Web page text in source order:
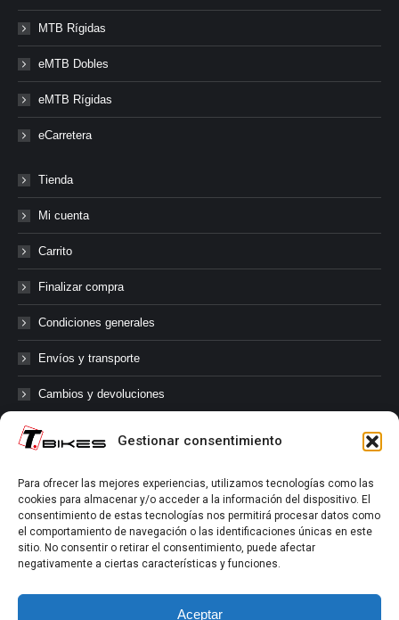
Gestionar consentimiento
Para ofrecer las mejores experiencias, utilizamos tecnologías como las
cookies para almacenar y/o acceder a la información del dispositivo. El
consentimiento de estas tecnologías nos permitirá procesar datos como
el comportamiento de navegación o las identificaciones únicas en este
sitio. No consentir o retirar el consentimiento, puede afectar
negativamente a ciertas características y funciones.
Aceptar
MTB Rígidas
eMTB Dobles
eMTB Rígidas
eCarretera
Tienda
Mi cuenta
Carrito
Finalizar compra
Condiciones generales
Envíos y transporte
Cambios y devoluciones
@tbikes.cat #tbikes
Síguenos en las redes sociales de Tbikes, mantente informado de
nuestras novedades, productos, salidas en grupo, ofertas, sorteos ...
y muchos más!